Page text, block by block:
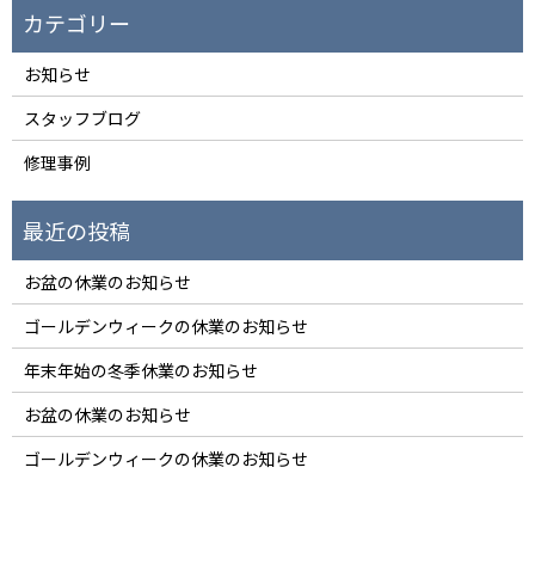
お知らせ
スタッフブログ
修理事例
お盆の休業のお知らせ
ゴールデンウィークの休業のお知らせ
年末年始の冬季休業のお知らせ
お盆の休業のお知らせ
ゴールデンウィークの休業のお知らせ